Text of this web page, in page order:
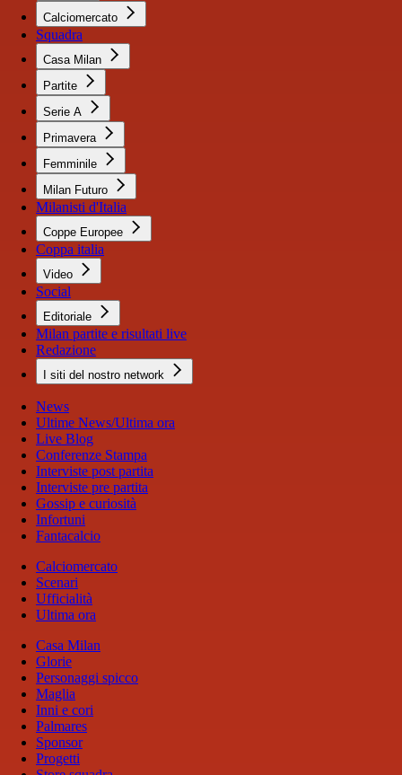
Calciomercato
Squadra
Casa Milan
Partite
Serie A
Primavera
Femminile
Milan Futuro
Milanisti d'Italia
Coppe Europee
Coppa italia
Video
Social
Editoriale
Milan partite e risultati live
Redazione
I siti del nostro network
News
Ultime News/Ultima ora
Live Blog
Conferenze Stampa
Interviste post partita
Interviste pre partita
Gossip e curiosità
Infortuni
Fantacalcio
Calciomercato
Scenari
Ufficialità
Ultima ora
Casa Milan
Glorie
Personaggi spicco
Maglia
Inni e cori
Palmares
Sponsor
Progetti